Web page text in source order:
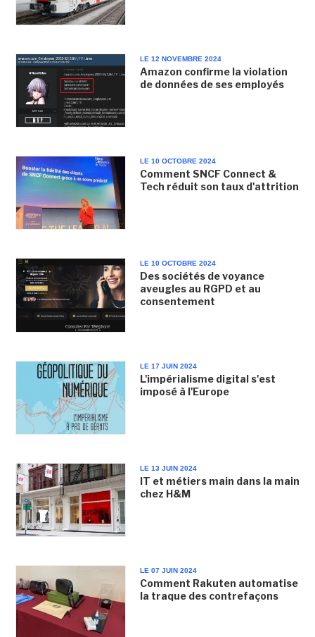
LE 12 NOVEMBRE 2024
Amazon confirme la violation
de données de ses employés
LE 10 OCTOBRE 2024
Comment SNCF Connect &
Tech réduit son taux d'attrition
LE 10 OCTOBRE 2024
Des sociétés de voyance
aveugles au RGPD et au
consentement
LE 17 JUIN 2024
L'impérialisme digital s'est
imposé à l'Europe
LE 13 JUIN 2024
IT et métiers main dans la main
chez H&M
LE 07 JUIN 2024
Comment Rakuten automatise
la traque des contrefaçons